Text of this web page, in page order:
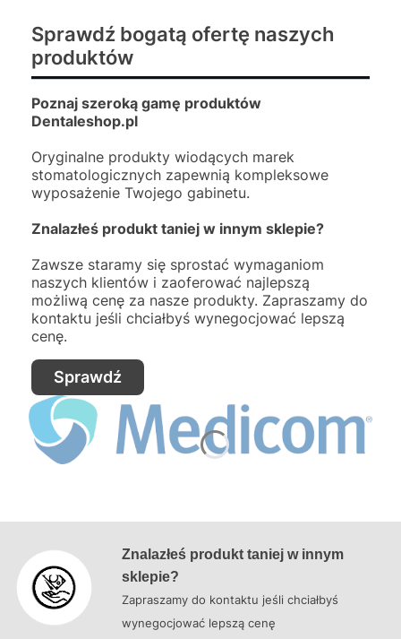
Sprawdź bogatą ofertę naszych
produktów
Poznaj szeroką gamę produktów
Dentaleshop.pl
Oryginalne produkty wiodących marek
stomatologicznych zapewnią kompleksowe
wyposażenie Twojego gabinetu.
Znalazłeś produkt taniej w innym sklepie?
Zawsze staramy się sprostać wymaganiom
naszych klientów i zaoferować najlepszą
możliwą cenę za nasze produkty. Zapraszamy do
kontaktu jeśli chciałbyś wynegocjować lepszą
cenę.
Sprawdź
Znalazłeś produkt taniej w innym
sklepie?
Zapraszamy do kontaktu jeśli chciałbyś
wynegocjować lepszą cenę